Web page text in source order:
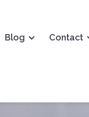
Blog Contact